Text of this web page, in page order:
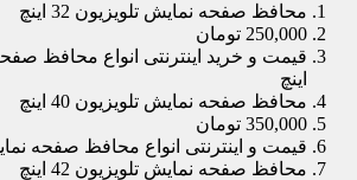
محافظ صفحه نمایش تلویزیون 32 اینچ
250,000 تومان
اینچ
محافظ صفحه نمایش تلویزیون 40 اینچ
350,000 تومان
قیمت و اینترنتی انواع محافظ صفحه نمایش
محافظ صفحه نمایش تلویزیون 42 اینچ